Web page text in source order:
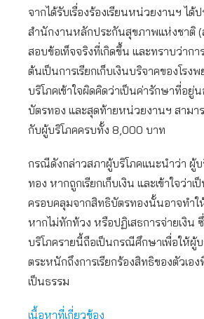
จากได้รับเรื่องร้องเรียนหน่วยงานฯ ได้
สำนักงานหลักประกันสุขภาพแห่งชาติ (
สอบข้อเท็จจริงที่เกิดขึ้น และทราบว่าการ
ต้นเป็นการเรียกเก็บเงินบริจาคของโรง
บริโภคเข้าใจผิดคิดว่าเป็นค่ารักษาที่อยู่
บัตรทอง และสุดท้ายหน่วยงานฯ สามาร
กับผู้บริโภคครบทั้ง 8,000 บาท
กรณีดังกล่าวสภาผู้บริโภคแนะนำว่า ผู้
ทอง หากถูกเรียกเก็บเงิน และเข้าใจว่า
ครอบคลุมจากสิทธิบัตรทองนั้นอาจทำใ
หากไม่ทักท้วง หรือปฏิเสธการจ่ายเงิน ซึ่
บริโภครายนี้ถือเป็นกรณีศึกษาเพื่อให้ผู้
ตระหนักถึงการเรียกร้องสิทธิของตัวเอ
เป็นธรรม
เนื้อหาที่เกี่ยวข้อง